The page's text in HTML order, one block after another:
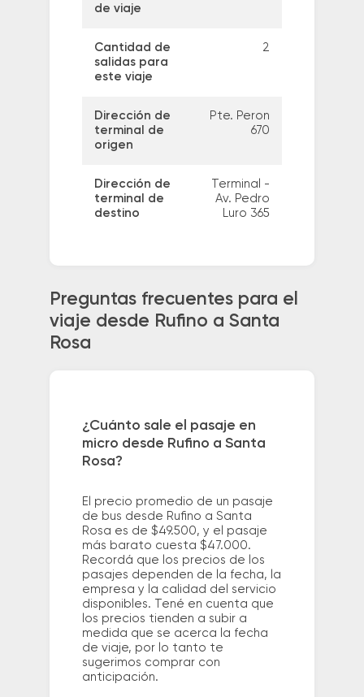
de viaje
Cantidad de
salidas para
este viaje
2
Dirección de
terminal de
origen
Pte. Peron
670
Dirección de
terminal de
destino
Terminal -
Av. Pedro
Luro 365
Preguntas frecuentes para el
viaje desde Rufino a Santa
Rosa
¿Cuánto sale el pasaje en
micro desde Rufino a Santa
Rosa?
El precio promedio de un pasaje
de bus desde Rufino a Santa
Rosa es de $49.500, y el pasaje
más barato cuesta $47.000.
Recordá que los precios de los
pasajes dependen de la fecha, la
empresa y la calidad del servicio
disponibles. Tené en cuenta que
los precios tienden a subir a
medida que se acerca la fecha
de viaje, por lo tanto te
sugerimos comprar con
anticipación.